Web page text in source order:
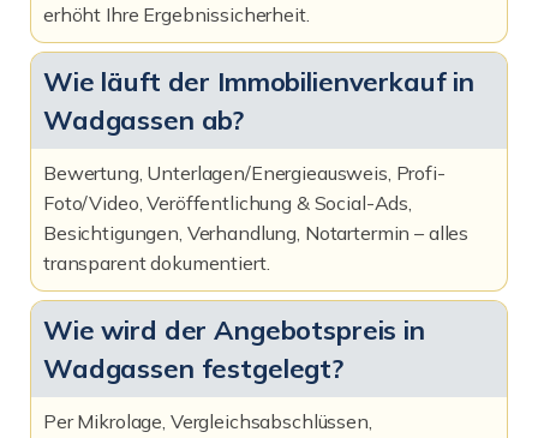
erhöht Ihre Ergebnissicherheit.
Wie läuft der Immobilienverkauf in
Wadgassen ab?
Bewertung, Unterlagen/Energieausweis, Profi-
Foto/Video, Veröffentlichung & Social-Ads,
Besichtigungen, Verhandlung, Notartermin – alles
transparent dokumentiert.
Wie wird der Angebotspreis in
Wadgassen festgelegt?
Per Mikrolage, Vergleichsabschlüssen,